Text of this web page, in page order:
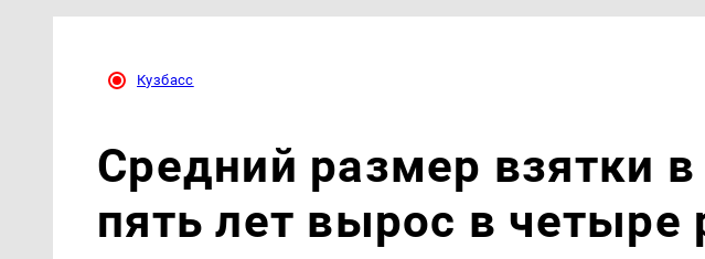
Кузбасс
Средний размер взятки в
пять лет вырос в четыре